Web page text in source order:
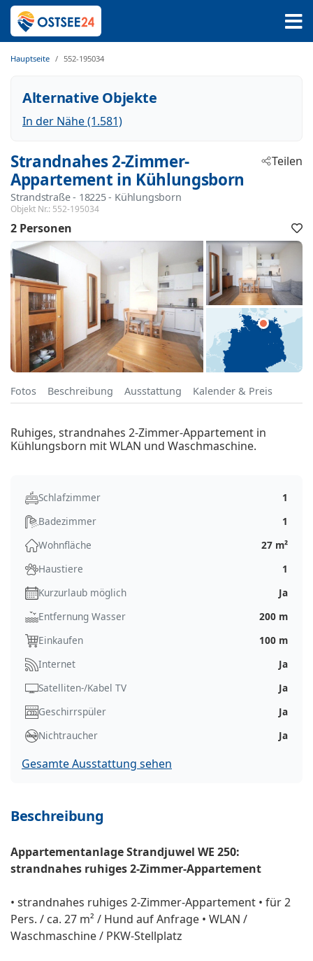
Hauptseite 552-195034
Alternative Objekte
In der Nähe (1.581)
Strandnahes 2-Zimmer-
Appartement in Kühlungsborn
Strandstraße - 18225 - Kühlungsborn
Objekt Nr.: 552-195034
Teilen
2 Personen
Fotos Beschreibung Ausstattung Kalender & Preis
Ruhiges, strandnahes 2-Zimmer-Appartement in
Kühlungsborn mit WLAN und Waschmaschine.
Schlafzimmer
1
Badezimmer
1
Wohnfläche
27 m²
Haustiere
1
Kurzurlaub möglich
Ja
Entfernung Wasser
200 m
Einkaufen
100 m
Internet
Ja
Satelliten-/Kabel TV
Ja
Geschirrspüler
Ja
Nichtraucher
Ja
Gesamte Ausstattung sehen
Beschreibung
Appartementanlage Strandjuwel WE 250:
strandnahes ruhiges 2-Zimmer-Appartement
• strandnahes ruhiges 2-Zimmer-Appartement • für 2
Pers. / ca. 27 m² / Hund auf Anfrage • WLAN /
Waschmaschine / PKW-Stellplatz